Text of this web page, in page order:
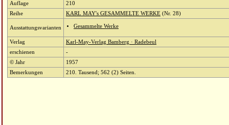
Auflage
210
Reihe
KARL MAY's GESAMMELTE WERKE (Nr. 28)
Ausstattungsvarianten Gesammelte Werke
Verlag
Karl-May-Verlag Bamberg · Radebeul
erschienen
-
© Jahr
1957
Bemerkungen
210. Tausend; 562 (2) Seiten.